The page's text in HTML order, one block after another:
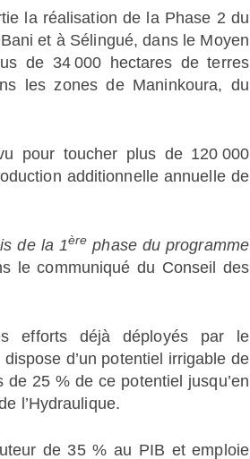
la réalisation de la Phase 2 du
et à Sélingué, dans le Moyen
de 34 000 hectares de terres
les zones de Maninkoura, du
pour toucher plus de 120 000
additionnelle annuelle de
de la 1ère phase du programme
le communiqué du Conseil des
efforts déjà déployés par le
d’un potentiel irrigable de
25 % de ce potentiel jusqu’en
l’Hydraulique.
de 35 % au PIB et emploie